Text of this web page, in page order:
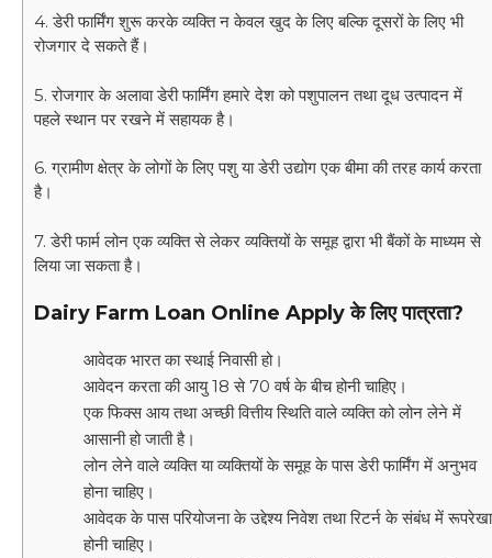
4. डेरी फार्मिंग शुरू करके व्यक्ति न केवल खुद के लिए बल्कि दूसरों के लिए भी
रोजगार दे सकते हैं।
5. रोजगार के अलावा डेरी फार्मिंग हमारे देश को पशुपालन तथा दूध उत्पादन में
पहले स्थान पर रखने में सहायक है।
6. ग्रामीण क्षेत्र के लोगों के लिए पशु या डेरी उद्योग एक बीमा की तरह कार्य करता
है।
7. डेरी फार्म लोन एक व्यक्ति से लेकर व्यक्तियों के समूह द्वारा भी बैंकों के माध्यम से
लिया जा सकता है।
Dairy Farm Loan Online Applyके लिए पात्रता?
आवेदक भारत का स्थाई निवासी हो।
आवेदन करता की आयु 18 से 70 वर्ष के बीच होनी चाहिए।
एक फिक्स आय तथा अच्छी वित्तीय स्थिति वाले व्यक्ति को लोन लेने में
आसानी हो जाती है।
लोन लेने वाले व्यक्ति या व्यक्तियों के समूह के पास डेरी फार्मिंग में अनुभव
होना चाहिए।
आवेदक के पास परियोजना के उद्देश्य निवेश तथा रिटर्न के संबंध में रूपरेखा
होनी चाहिए।